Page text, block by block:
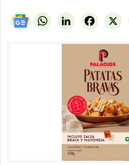
WhatsAppLinkedIn X
Facebook